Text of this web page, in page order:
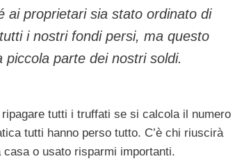
ai proprietari sia stato ordinato di
i nostri fondi persi, ma questo
parte dei nostri soldi.
tutti i truffati se si calcola il numero
tutti hanno perso tutto. C’è chi riuscirà
o usato risparmi importanti.